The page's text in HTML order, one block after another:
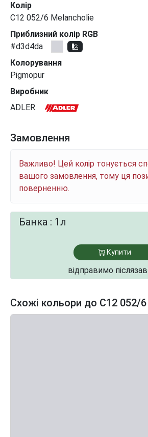
Колір
C12 052/6 Melancholie
Приблизний колір RGB
#d3d4da
Колорування
Pigmopur
Виробник
ADLER
Замовлення
Важливо! Цей колір тонується
вашого замовлення, тому ця
поверненню.
Банка : 1л
Купити
відправимо
Схожі кольори до C12 052/